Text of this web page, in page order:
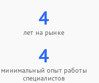
4
лет на рынке
4
минимальный опыт работы
специалистов